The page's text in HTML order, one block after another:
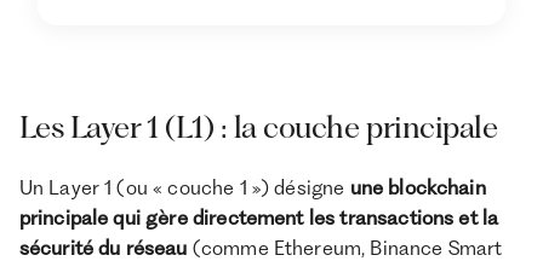
Les Layer 1 (L1) : la couche principale
Un Layer 1 (ou « couche 1 ») désigne une blockchain
principale qui gère directement les transactions et la
sécurité du réseau (comme Ethereum, Binance Smart